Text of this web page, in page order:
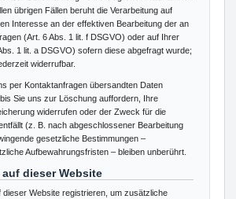
übrigen Fällen beruht die Verarbeitung auf
Interesse an der effektiven Bearbeitung der an
(Art. 6 Abs. 1 lit. f DSGVO) oder auf Ihrer
1 lit. a DSGVO) sofern diese abgefragt wurde;
widerrufbar.
per Kontaktanfragen übersandten Daten
Sie uns zur Löschung auffordern, Ihre
widerrufen oder der Zweck für die
(z. B. nach abgeschlossener Bearbeitung
gesetzliche Bestimmungen –
Aufbewahrungsfristen – bleiben unberührt.
dieser Website
dieser Website registrieren, um zusätzliche